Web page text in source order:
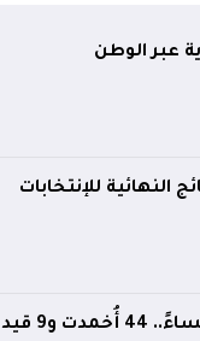
عبر الوطن
النهائية للإنتخابات
53 حريقًا مسجلًا إلى غاية الثامنة مساءً.. 44 أُخمدت و9 قيد